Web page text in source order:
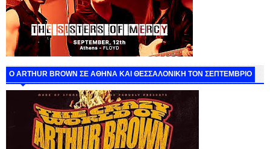
O ARTHUR BROWN ΣΕ ΑΘΗΝΑ ΚΑΙ ΘΕΣΣΑΛΟΝΙΚΗ ΤΟΝ ΣΕΠΤΕΜΒΡΙΟ